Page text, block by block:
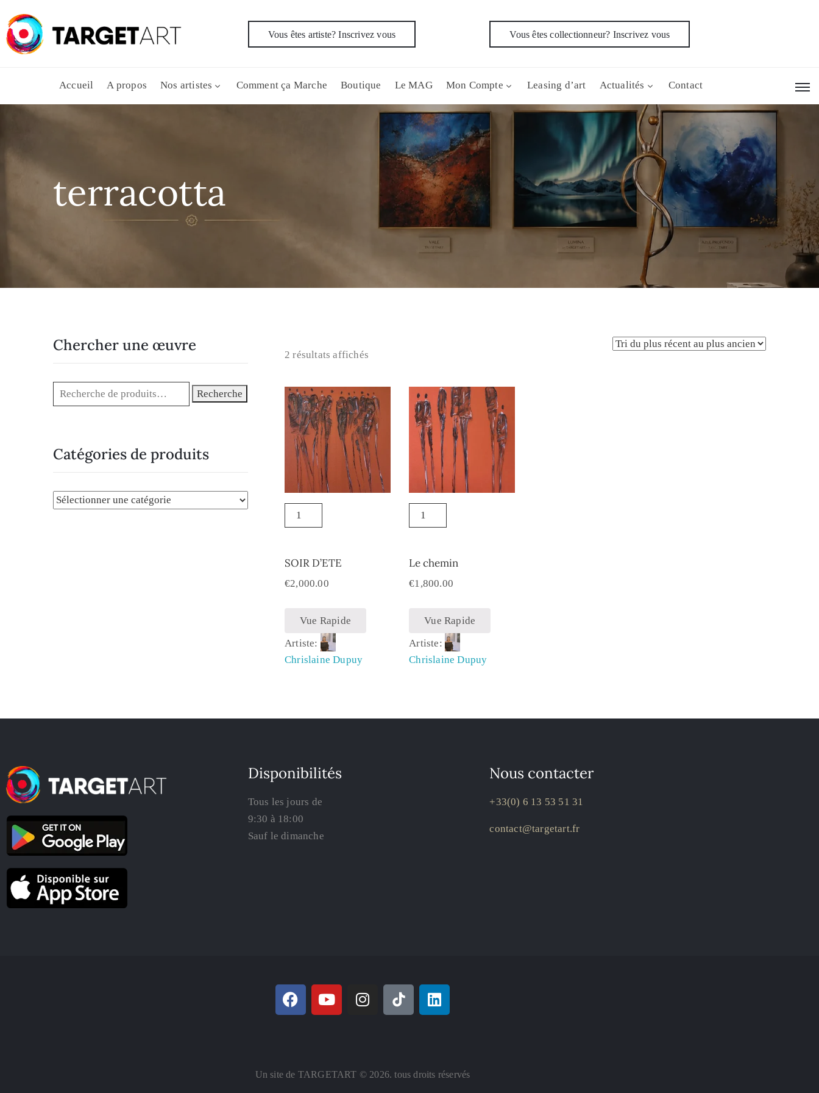
Vous êtes artiste? Inscrivez vous Vous êtes collectionneur? Inscrivez vous
Accueil A propos Nos artistes Comment ça Marche Boutique Le MAG Mon Compte Leasing d’art Actualités Contact
terracotta
2 résultats affichés
SOIR D’ETE
€2,000.00
Vue Rapide
Artiste:
Chrislaine Dupuy
Le chemin
€1,800.00
Vue Rapide
Artiste:
Chrislaine Dupuy
Chercher une œuvre
Recherche
Catégories de produits
Disponibilités
Tous les jours de
9:30 à 18:00
Sauf le dimanche
Nous contacter
+33(0) 6 13 53 51 31
contact@targetart.fr
Un site de TARGETART © 2026. tous droits réservés